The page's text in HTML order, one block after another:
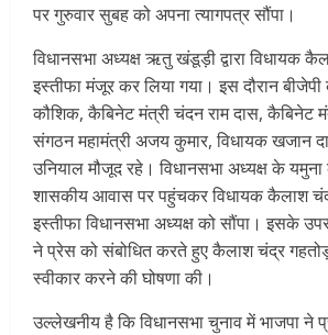
पर गुरुवार सुबह को अपना त्यागपत्र सौंपा।
विधानसभा अध्यक्ष ऋतु खंडूड़ी द्वारा विधायक
इस्तीफा मंजूर कर लिया गया। इस दौरान
कौशिक, कैबिनेट मंत्री चंदन राम दास, कैबिनेट
संगठन महामंत्री अजय कुमार, विधायक खजान
उनियाल मौजूद रहे। विधानसभा अध्यक्ष के यमुना
शासकीय आवास पर पहुंचकर विधायक कैलाश
इस्तीफा विधानसभा अध्यक्ष को सौंपा। इसके
ने प्रेस को संबोधित करते हुए कैलाश चंद्र
स्वीकार करने की घोषणा की।
उल्लेखनीय है कि विधानसभा चुनाव में भाजपा ने